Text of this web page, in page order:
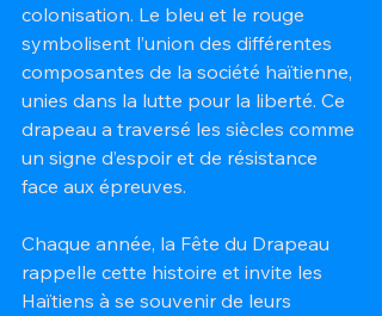
colonisation. Le bleu et le rouge
symbolisent l’union des différentes
composantes de la société haïtienne,
unies dans la lutte pour la liberté. Ce
drapeau a traversé les siècles comme
un signe d’espoir et de résistance
face aux épreuves.
Chaque année, la Fête du Drapeau
rappelle cette histoire et invite les
Haïtiens à se souvenir de leurs